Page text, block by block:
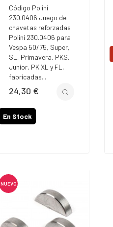
Código Polini
230.0406 Juego de
chavetas reforzadas
Polini 230.0406 para
Vespa 50/75, Super,
SL, Primavera, PKS,
Junior, PK XL y FL,
fabricadas...
Precio
24,30 €
En Stock
NUEVO